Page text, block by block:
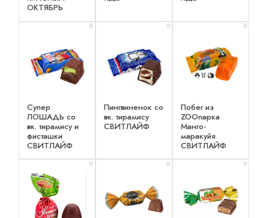
ОКТЯБРЬ
x 1
Супер
ЛОШАДЬ со
вк. тирамису и
фисташки
СВИТЛАЙФ
x 1
Пингвиненок со
вк. тирамису
СВИТЛАЙФ
x 2
Побег из
ZOOпарка
Манго-
маракуйя
СВИТЛАЙФ
x 1 x 1 x 1